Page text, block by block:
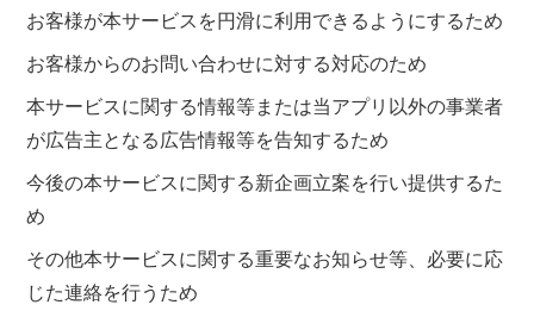
お客様が本サービスを円滑に利用できるようにするため
お客様からのお問い合わせに対する対応のため
本サービスに関する情報等または当アプリ以外の事業者
が広告主となる広告情報等を告知するため
今後の本サービスに関する新企画立案を行い提供するた
め
その他本サービスに関する重要なお知らせ等、必要に応
じた連絡を行うため